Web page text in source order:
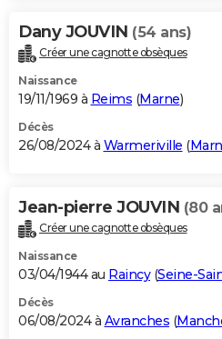
Dany JOUVIN (54 ans)
Créer une cagnotte obsèques
Naissance
19/11/1969 à Reims (Marne)
Décès
26/08/2024 à Warmeriville (
Jean-pierre JOUVIN (80
Créer une cagnotte obsèques
Naissance
03/04/1944 au Raincy(Seine-
Décès
06/08/2024 à Avranches (